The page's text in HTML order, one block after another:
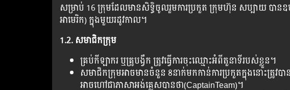
សម្រាប់ 16 ក្រុមដែលមានសិទ្ធិចូលរួមការប្រកួត ក្រុមហ៊ុន សប្បាយ បានឧ
អាមេរិក) ក្នុងមួយរដូវកាល។
1.2. សមាជិកក្រុម
គ្រប់កីឡាករ ឬគ្រូបង្វឹក ត្រូវធ្វើការចុះឈ្មោះអំពីតួនាទីរបស់ខ្លួន។
សមាជិកក្រុមអាចមានចំនួន 8នាក់មកកាន់ការប្រកួតក្នុងនោះត្រូវ
អាចហៅជាភាសាអង់គ្លេសបានថា(CaptainTeam)។